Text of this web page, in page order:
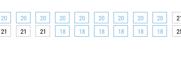
20 20 20 20 20 20 20 20 20
21 21 21 18 18 18 18 18 18